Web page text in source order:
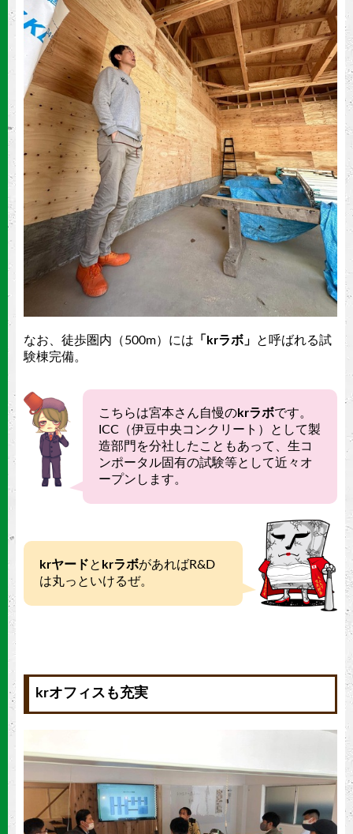
なお、徒歩圏内（500m）には 「krラボ」
と呼ばれる試
験棟完備。
こちらは宮本さん自慢のkrラボです。
ICC（伊豆中央コンクリート）として製
造部門を分社したこともあって、生コ
ンポータル固有の試験等として近々オ
ープンします。
krヤードと krラボがあればR&D
は丸っといけるぜ。
krオフィスも充実